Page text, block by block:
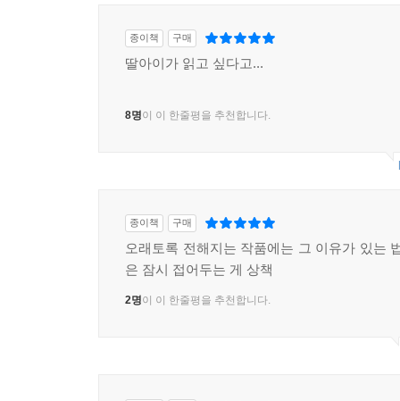
종이책 구매
딸아이가 읽고 싶다고...
8명이 이 한줄평을 추천합니다.
종이책 구매
오래토록 전해지는 작품에는 그 이유가 있는
은 잠시 접어두는 게 상책
2명이 이 한줄평을 추천합니다.